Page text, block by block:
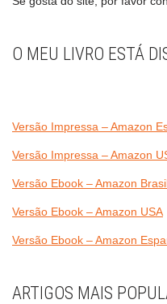
O MEU LIVRO ESTÁ
Versão Impressa – Amazon
Versão Impressa – Amazon
Versão Ebook – Amazon
Versão Ebook – Amazon USA
Versão Ebook – Amazon
ARTIGOS MAIS